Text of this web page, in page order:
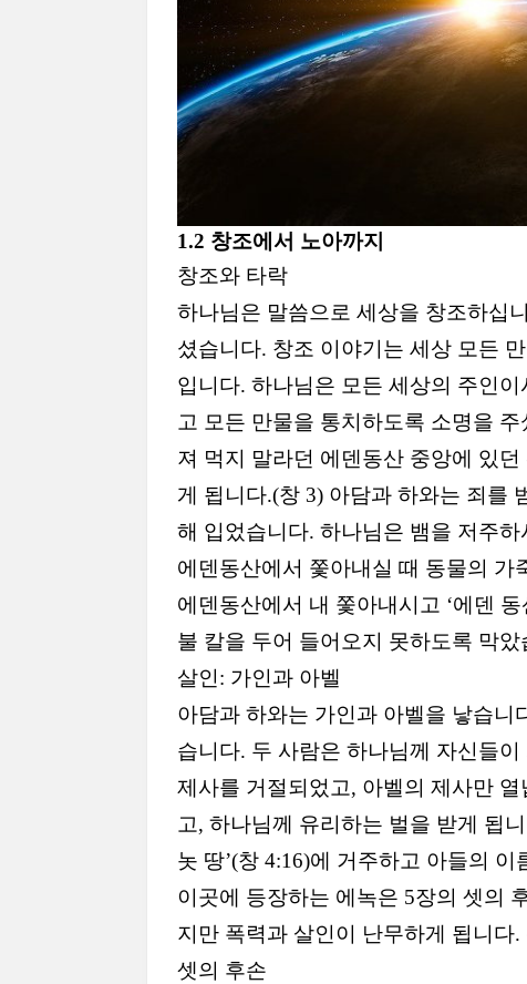
1.2 창조에서 노아까지
창조와 타락
하나님은 말씀으로 세상을 창조하십
셨습니다. 창조 이야기는 세상 모든
입니다. 하나님은 모든 세상의 주인이
고 모든 만물을 통치하도록 소명을 주
져 먹지 말라던 에덴동산 중앙에 있
게 됩니다.(창 3) 아담과 하와는 죄를
해 입었습니다. 하나님은 뱀을 저주하
에덴동산에서 쫓아내실 때 동물의 가
에덴동산에서 내 쫓아내시고 ‘에덴 동
불 칼을 두어 들어오지 못하도록 막았
살인: 가인과 아벨
아담과 하와는 가인과 아벨을 낳습니
습니다. 두 사람은 하나님께 자신들
제사를 거절되었고, 아벨의 제사만
고, 하나님께 유리하는 벌을 받게 됩
놋 땅’(창 4:16)에 거주하고 아들의 이
이곳에 등장하는 에녹은 5장의 셋의
지만 폭력과 살인이 난무하게 됩니다.
셋의 후손